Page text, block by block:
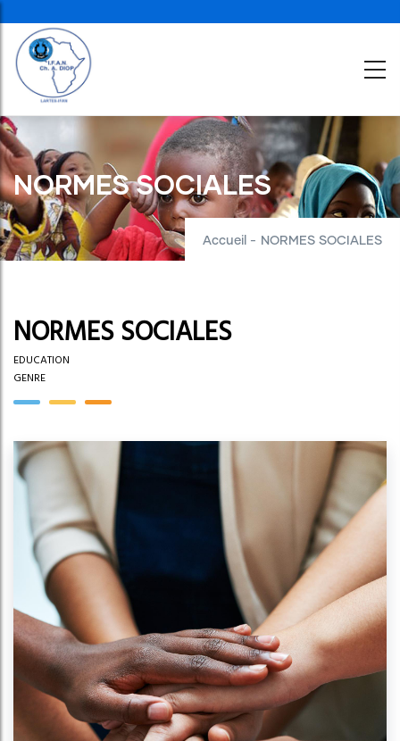
contenu
principal
NORMES SOCIALES
Accueil - NORMES SOCIALES
NORMES SOCIALES
EDUCATION
GENRE